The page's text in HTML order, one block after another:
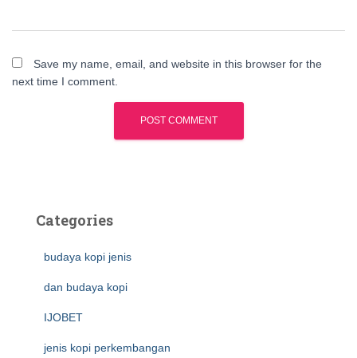
Save my name, email, and website in this browser for the
next time I comment.
Categories
budaya kopi jenis
dan budaya kopi
IJOBET
jenis kopi perkembangan